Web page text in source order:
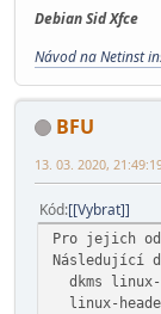
Debian Sid Xfce
Návod na Netinst
BFU
13. 03. 2020,
Kód [Vybrat]
Pro jejich
Následující
dkms linux-
linux-